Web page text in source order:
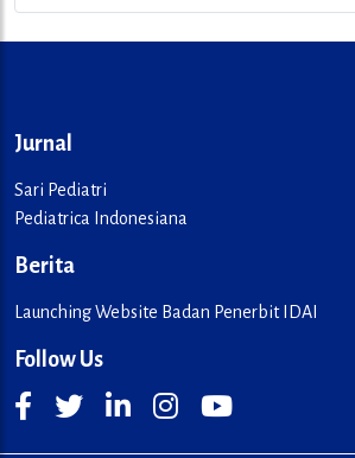
Jurnal
Sari Pediatri
Pediatrica Indonesiana
Berita
Launching Website Badan Penerbit IDAI
Follow Us